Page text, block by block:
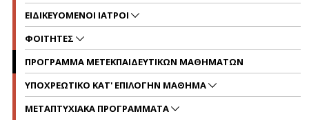
ΕΙΔΙΚΕΥΟΜΕΝΟΙ ΙΑΤΡΟΙ
ΦΟΙΤΗΤΕΣ
ΠΡΟΓΡΑΜΜΑ ΜΕΤΕΚΠΑΙΔΕΥΤΙΚΩΝ ΜΑΘΗΜΑΤΩΝ
ΥΠΟΧΡΕΩΤΙΚΟ ΚΑΤ' ΕΠΙΛΟΓΗΝ ΜΑΘΗΜΑ
ΜΕΤΑΠΤΥΧΙΑΚΑ ΠΡΟΓΡΑΜΜΑΤΑ